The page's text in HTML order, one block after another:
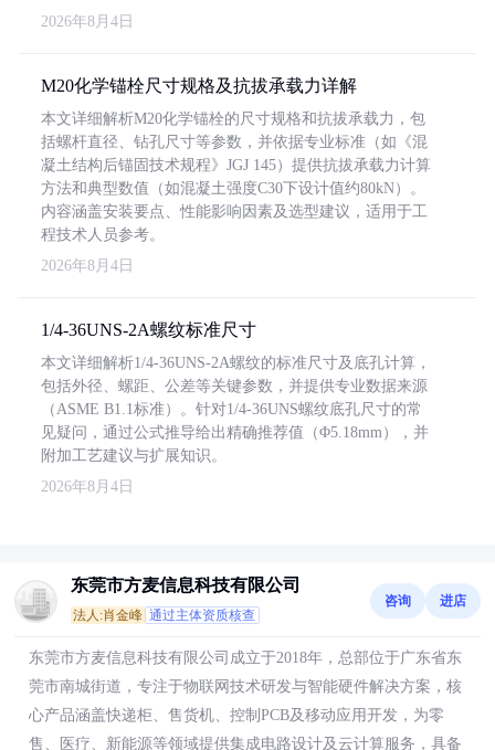
2026年8月4日
M20化学锚栓尺寸规格及抗拔承载力详解
本文详细解析M20化学锚栓的尺寸规格和抗拔承载力，包
括螺杆直径、钻孔尺寸等参数，并依据专业标准（如《混
凝土结构后锚固技术规程》JGJ 145）提供抗拔承载力计算
方法和典型数值（如混凝土强度C30下设计值约80kN）。
内容涵盖安装要点、性能影响因素及选型建议，适用于工
程技术人员参考。
2026年8月4日
1/4-36UNS-2A螺纹标准尺寸
本文详细解析1/4-36UNS-2A螺纹的标准尺寸及底孔计算，
包括外径、螺距、公差等关键参数，并提供专业数据来源
（ASME B1.1标准）。针对1/4-36UNS螺纹底孔尺寸的常
见疑问，通过公式推导给出精确推荐值（Φ5.18mm），并
附加工艺建议与扩展知识。
2026年8月4日
东莞市方麦信息科技有限公司
法人:肖金峰 通过主体资质核查
咨询 进店
东莞市方麦信息科技有限公司成立于2018年，总部位于广东省东
莞市南城街道，专注于物联网技术研发与智能硬件解决方案，核
心产品涵盖快递柜、售货机、控制PCB及移动应用开发，为零
售、医疗、新能源等领域提供集成电路设计及云计算服务，具备